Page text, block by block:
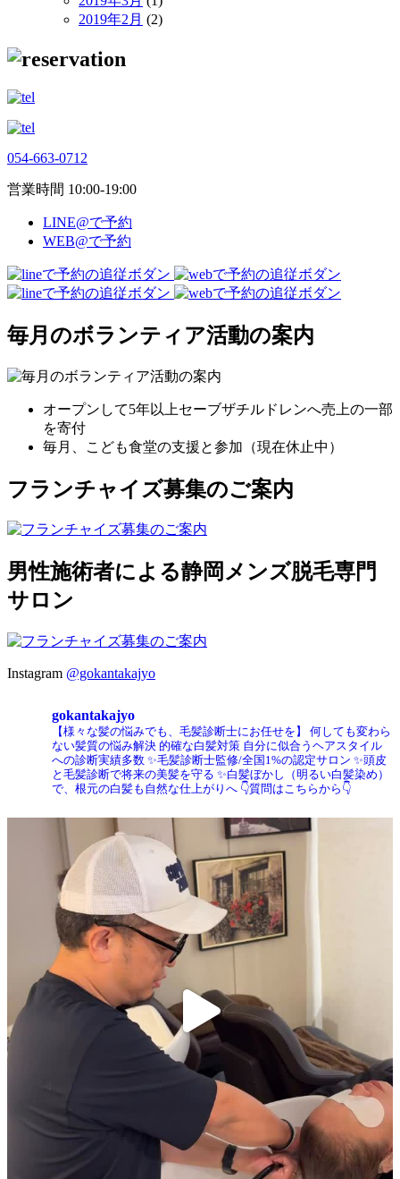
2019年2月 (2)
054-663-0712
営業時間 10:00-19:00
LINE@で予約
WEB@で予約
毎月のボランティア活動の案内
オープンして5年以上セーブザチルドレンへ売上の一部
を寄付
毎月、こども食堂の支援と参加（現在休止中）
フランチャイズ募集のご案内
男性施術者による静岡メンズ脱毛専門
サロン
Instagram @gokantakajyo
gokantakajyo
【様々な髪の悩みでも、毛髪診断士にお任せを】
何しても変わら
ない髪質の悩み解決 的確な白髪対策 自分に似合うヘアスタイル
への診断実績多数 ✨毛髪診断士監修/全国1%の認定サロン ✨頭皮
と毛髪診断で将来の美髪を守る ✨白髪ぼかし（明るい白髪染め）
で、根元の白髪も自然な仕上がりへ 👇質問はこちらから👇